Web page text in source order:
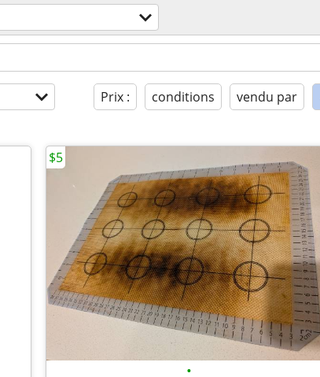
Prix : conditions vendu par
•
$5